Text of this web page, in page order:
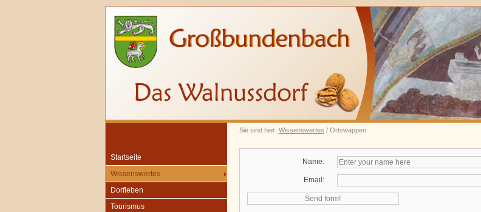
Sie sind hier: Wissenswertes / Ortswappen
Startseite
Wissenswertes
Dorfleben
Tourismus
Name:
Email: